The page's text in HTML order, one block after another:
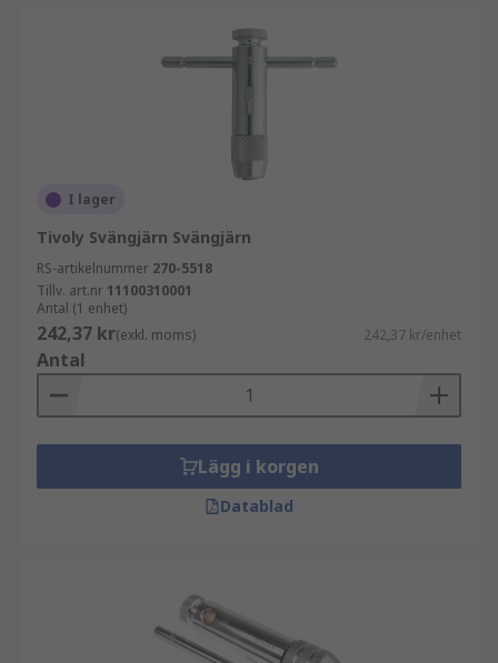
I lager
Tivoly Svängjärn Svängjärn
RS-artikelnummer 270-5518
Tillv. art.nr 11100310001
Antal (1 enhet)
242,37 kr(exkl. moms) 242,37 kr/enhet
Antal
Lägg i korgen
Datablad